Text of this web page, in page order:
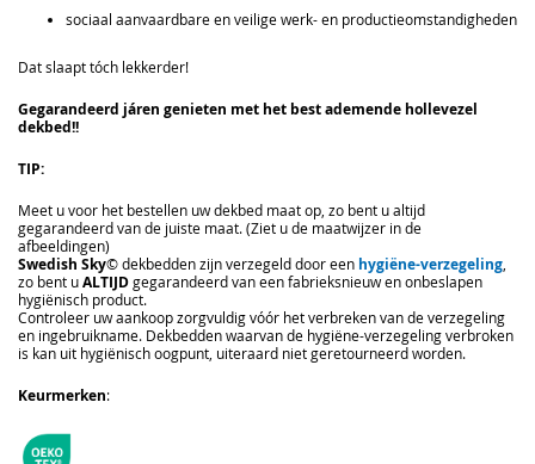
sociaal aanvaardbare en veilige werk- en productieomstandigheden
Dat slaapt tóch lekkerder!
Gegarandeerd járen genieten met het best ademende hollevezel
dekbed!!
TIP:
Meet u voor het bestellen uw dekbed maat op, zo bent u altijd
gegarandeerd van de juiste maat. (Ziet u de maatwijzer in de
afbeeldingen)
Swedish Sky© dekbedden zijn verzegeld door een hygiëne-verzegeling
zo bent uALTIJDgegarandeerd van een fabrieksnieuw en onbeslapen
hygiënisch product.
Controleer uw aankoop zorgvuldig vóór het verbreken van de verzegeling
en ingebruikname. Dekbedden waarvan de hygiëne-verzegeling verbroken
is kan uit hygiënisch oogpunt, uiteraard niet geretourneerd worden.
Keurmerken: